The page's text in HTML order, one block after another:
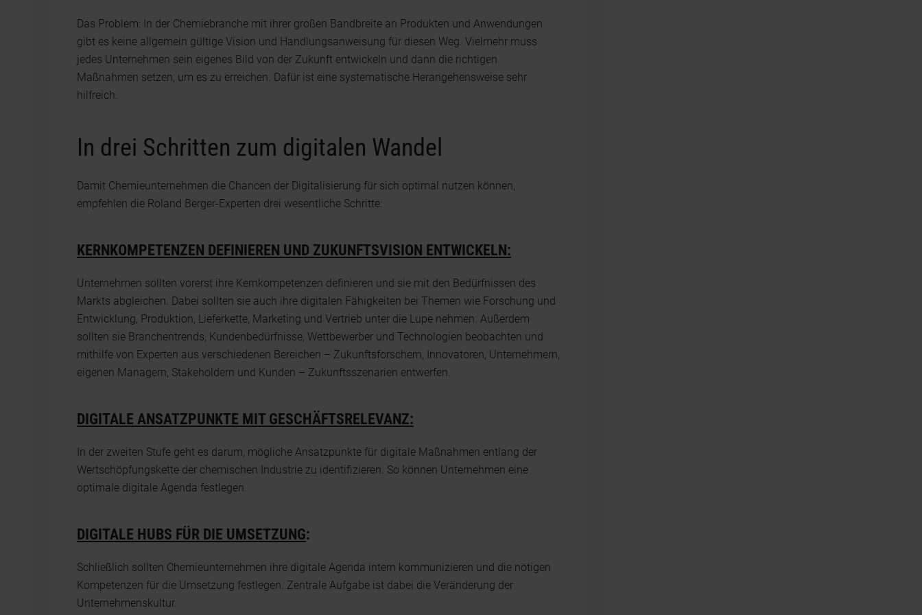
Das Problem: In der Chemiebranche mit ihrer großen Bandbreite an Produkten und Anwendungen
gibt es keine allgemein gültige Vision und Handlungsanweisung für diesen Weg. Vielmehr muss
jedes Unternehmen sein eigenes Bild von der Zukunft entwickeln und dann die richtigen
Maßnahmen setzen, um es zu erreichen. Dafür ist eine systematische Herangehensweise sehr
hilfreich.
In drei Schritten zum digitalen Wandel
Damit Chemieunternehmen die Chancen der Digitalisierung für sich optimal nutzen können,
empfehlen die Roland Berger-Experten drei wesentliche Schritte:
KERNKOMPETENZEN DEFINIEREN UND ZUKUNFTSVISION ENTWICKELN:
Unternehmen sollten vorerst ihre Kernkompetenzen definieren und sie mit den Bedürfnissen des
Markts abgleichen. Dabei sollten sie auch ihre digitalen Fähigkeiten bei Themen wie Forschung und
Entwicklung, Produktion, Lieferkette, Marketing und Vertrieb unter die Lupe nehmen. Außerdem
sollten sie Branchentrends, Kundenbedürfnisse, Wettbewerber und Technologien beobachten und
mithilfe von Experten aus verschiedenen Bereichen – Zukunftsforschern, Innovatoren, Unternehmern,
eigenen Managern, Stakeholdern und Kunden – Zukunftsszenarien entwerfen.
DIGITALE ANSATZPUNKTE MIT GESCHÄFTSRELEVANZ:
In der zweiten Stufe geht es darum, mögliche Ansatzpunkte für digitale Maßnahmen entlang der
Wertschöpfungskette der chemischen Industrie zu identifizieren. So können Unternehmen eine
optimale digitale Agenda festlegen.
DIGITALE HUBS FÜR DIE UMSETZUNG:
Schließlich sollten Chemieunternehmen ihre digitale Agenda intern kommunizieren und die nötigen
Kompetenzen für die Umsetzung festlegen. Zentrale Aufgabe ist dabei die Veränderung der
Unternehmenskultur.